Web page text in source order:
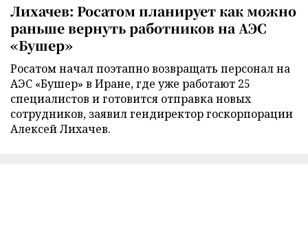
Лихачев: Росатом планирует как можно
раньше вернуть работников на АЭС
«Бушер»
Росатом начал поэтапно возвращать персонал на
АЭС «Бушер» в Иране, где уже работают 25
специалистов и готовится отправка новых
сотрудников, заявил гендиректор госкорпорации
Алексей Лихачев.